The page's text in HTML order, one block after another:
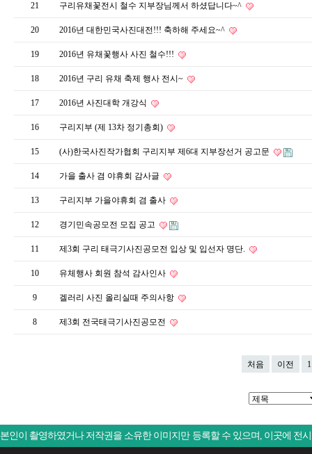
21 구리유채꽃전시 철수 지부장님께서 하셨답니다~^
20 2016년 대한민국사진대전!!! 축하해 주세요~^
19 2016년 유채꽃행사 사진 철수!!!
18 2016년 구리 유채 축제 행사 전시~
17 2016년 사진대학 개강식
16 구리지부 (제 13차 정기총회)
15 (사)한국사진작가협회 구리지부 제6대 지부장선거 공고문
14 가을 출사 겸 야휴회 감사글
13 구리지부 가을야휴회 겸 출사
12 경기민속공모전 모집 공고
11 제3회 구리 태극기사진공모전 입상 및 입선자 명단.
10 유체행사 회원 참석 감사인사
9 겔러리 사진 올리실때 주의사항
8 제3회 전국태극기사진공모전
처음 이전
본인이 촬영하였거나 저작권을 소유한 이미지만 등록할 수 있으며, 이곳에 전